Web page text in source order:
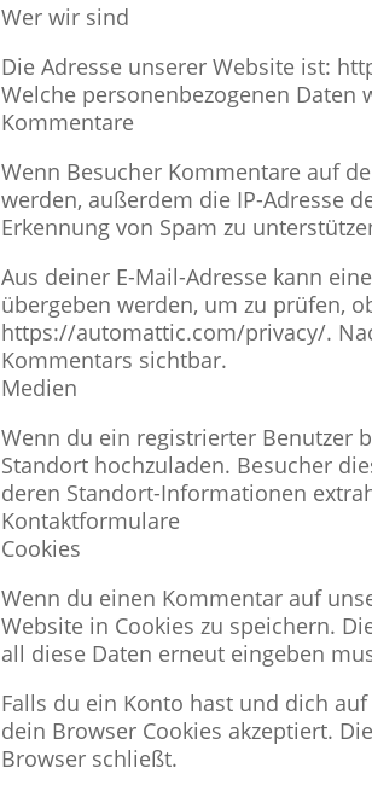
Wer wir sind
Die Adresse unserer Website ist:
Welche personenbezogenen
Kommentare
Wenn Besucher Kommentare auf
werden, außerdem die IP-Adresse
Erkennung von Spam zu
Aus deiner E-Mail-Adresse kann
übergeben werden, um zu prüfen,
https://automattic.com/privacy/.
Kommentars sichtbar.
Medien
Wenn du ein registrierter Benutzer
Standort hochzuladen. Besucher
deren Standort-Informationen
Kontaktformulare
Cookies
Wenn du einen Kommentar auf
Website in Cookies zu speichern.
all diese Daten erneut eingeben
Falls du ein Konto hast und dich
dein Browser Cookies akzeptiert.
Browser schließt.